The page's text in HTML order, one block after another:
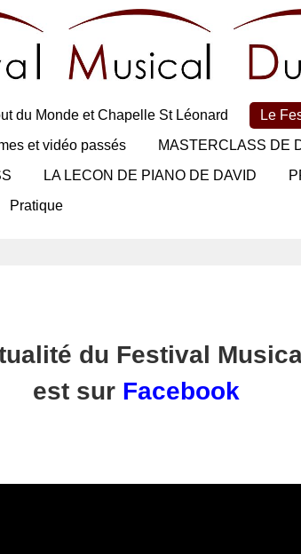
du Monde et Chapelle St Léonard Le
et vidéo passés MASTERCLASS DE
LA LECON DE PIANO DE DAVID
Pratique
du Festival
est sur Facebook